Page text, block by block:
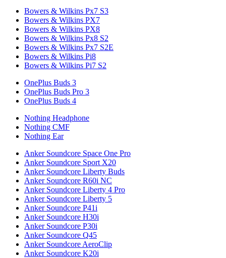
Bowers & Wilkins Px7 S3
Bowers & Wilkins PX7
Bowers & Wilkins PX8
Bowers & Wilkins Px8 S2
Bowers & Wilkins Px7 S2E
Bowers & Wilkins Pi8
Bowers & Wilkins Pi7 S2
OnePlus Buds 3
OnePlus Buds Pro 3
OnePlus Buds 4
Nothing Headphone
Nothing CMF
Nothing Ear
Anker Soundcore Space One Pro
Anker Soundcore Sport X20
Anker Soundcore Liberty Buds
Anker Soundcore R60i NC
Anker Soundcore Liberty 4 Pro
Anker Soundcore Liberty 5
Anker Soundcore P41i
Anker Soundcore H30i
Anker Soundcore P30i
Anker Soundcore Q45
Anker Soundcore AeroClip
Anker Soundcore K20i